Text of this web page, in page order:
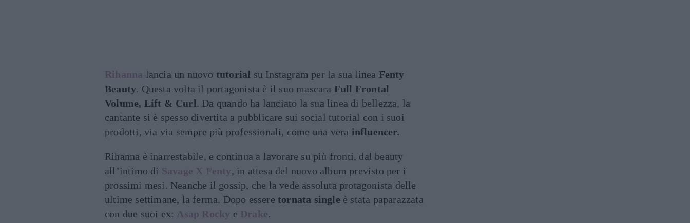
Rihanna lancia un nuovo tutorial su Instagram per la sua linea Fenty
Beauty. Questa volta il portagonista è il suo mascara Full Frontal
Volume, Lift & Curl. Da quando ha lanciato la sua linea di bellezza, la
cantante si è spesso divertita a pubblicare sui social tutorial con i suoi
prodotti, via via sempre più professionali, come una vera influencer.
Rihanna è inarrestabile, e continua a lavorare su più fronti, dal beauty
all’intimo di Savage X Fenty, in attesa del nuovo album previsto per i
prossimi mesi. Neanche il gossip, che la vede assoluta protagonista delle
ultime settimane, la ferma. Dopo esseretornata single è stata paparazzata
con due suoi ex: Asap Rocky e Drake.